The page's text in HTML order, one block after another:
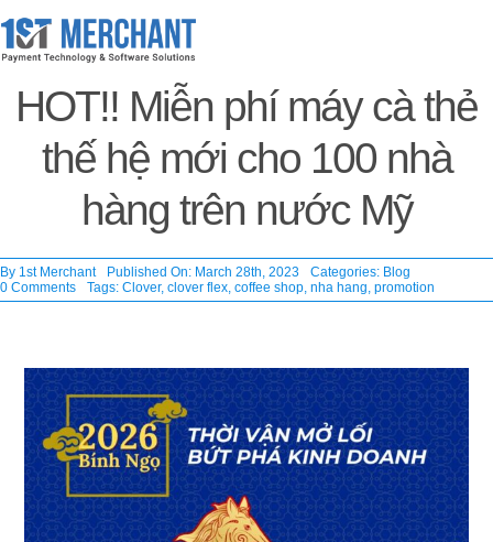
Skip
to
HOT!! Miễn phí máy cà thẻ
thế hệ mới cho 100 nhà
hàng trên nước Mỹ
By 1st Merchant Published On: March 28th, 2023 Categories: Blog
0 Commentson
HOT!!
thẻ
thế
hệ
mới
cho
100
nhà
hàng
trên
nước
Mỹ
Tags: Clover, clover flex, coffee shop, nha hang promotion